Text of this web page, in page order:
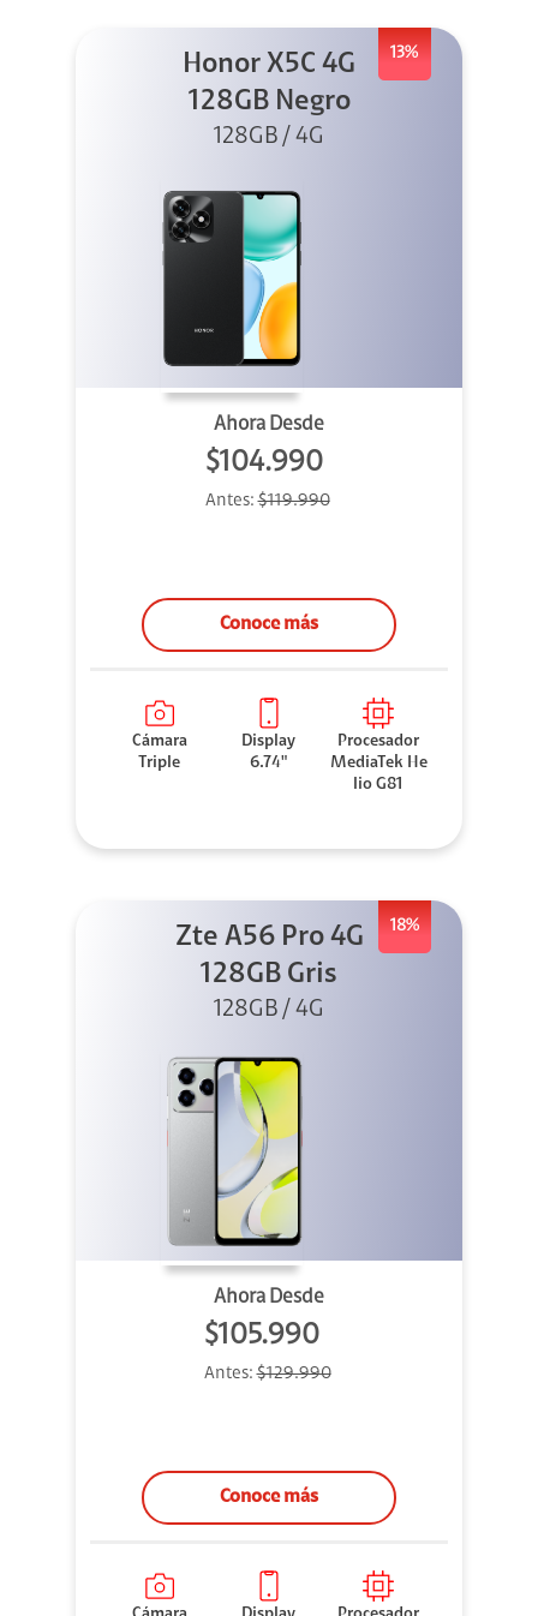
13%
Honor X5C 4G
128GB Negro
128GB / 4G
Ahora Desde
$104.990
Antes:$119.990
Conoce más
Cámara
Triple
Display
6.74"
Procesador
MediaTek He
lio G81
18%
Zte A56 Pro 4G
128GB Gris
128GB / 4G
Ahora Desde
$105.990
Antes:$129.990
Conoce más